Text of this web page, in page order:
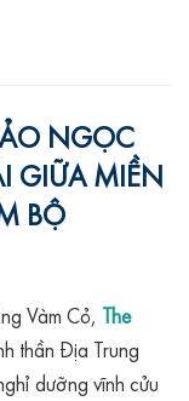
NGỌC
GIỮA MIỀN
BỘ
Vàm Cỏ, The
thần Địa Trung
dưỡng vĩnh cửu